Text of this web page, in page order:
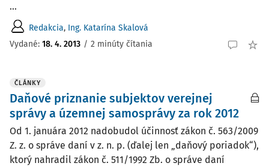
...
Redakcia, Ing. Katarína Skalová
Vydané: 18. 4. 2013 / 2 minúty čítania
ČLÁNKY
Daňové priznanie subjektov verejnej
správy a územnej samosprávy za rok 2012
Od 1. januára 2012 nadobudol účinnosť zákon č. 563/2009
Z. z. o správe daní v z. n. p. (ďalej len „daňový poriadok“),
ktorý nahradil zákon č. 511/1992 Zb. o správe daní